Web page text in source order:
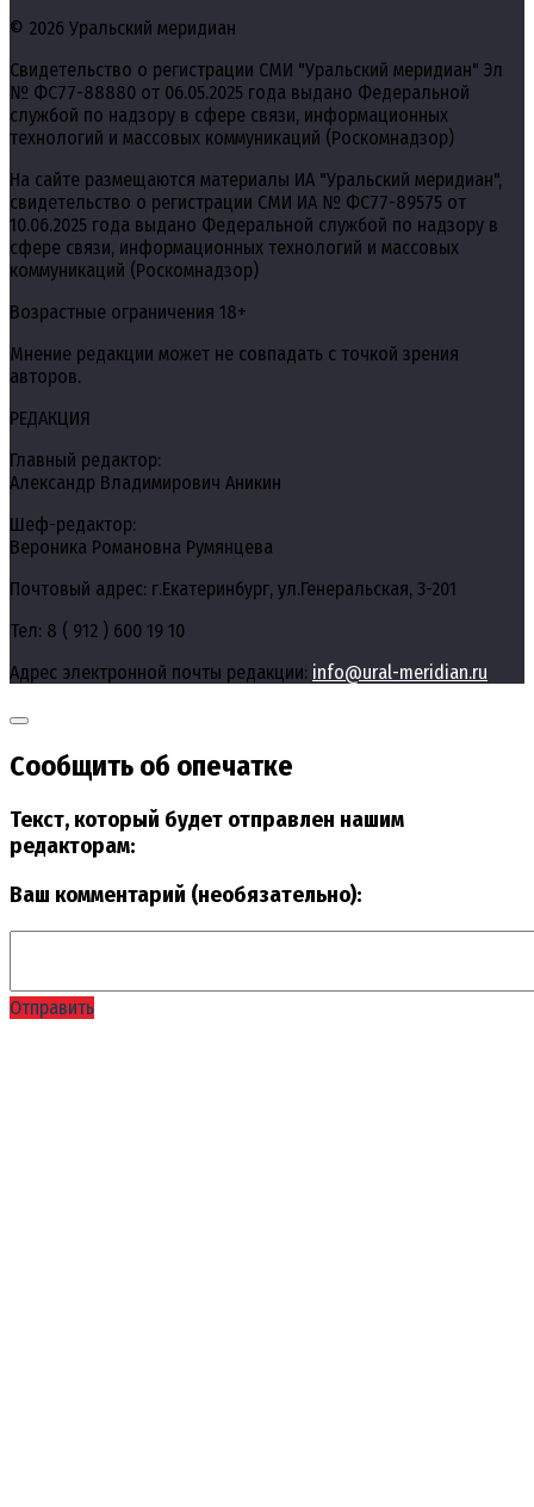
© 2026 Уральский меридиан
Свидетельство о регистрации СМИ "Уральский меридиан" Эл
№ ФС77-88880 от 06.05.2025 года выдано Федеральной
службой по надзору в сфере связи, информационных
технологий и массовых коммуникаций (Роскомнадзор)
На сайте размещаются материалы ИА "Уральский меридиан",
свидетельство о регистрации СМИ ИА № ФС77-89575 от
10.06.2025 года выдано Федеральной службой по надзору в
сфере связи, информационных технологий и массовых
коммуникаций (Роскомнадзор)
Возрастные ограничения 18+
Мнение редакции может не совпадать с точкой зрения
авторов.
РЕДАКЦИЯ
Главный редактор:
Александр Владимирович Аникин
Шеф-редактор:
Вероника Романовна Румянцева
Почтовый адрес: г.Екатеринбург, ул.Генеральская, 3-201
Тел: 8 ( 912 ) 600 19 10
Адрес электронной почты редакции: info@ural-meridian.ru
Сообщить об опечатке
Текст, который будет отправлен нашим
редакторам:
Ваш комментарий (необязательно):
Отправить